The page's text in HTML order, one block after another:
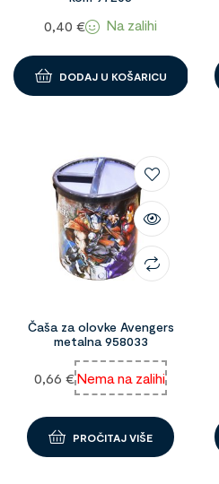
0,40 € Na zalihi
DODAJ U KOŠARICU
Čaša za olovke Avengers
metalna 958033
0,66 €Nema na zalihi
PROČITAJ VIŠE